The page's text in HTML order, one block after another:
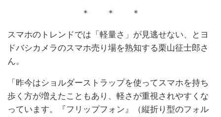
＊ ＊ ＊
スマホのトレンドでは「軽量さ」が見逃せない、とヨ
ドバシカメラのスマホ売り場を熟知する栗山征士郎さ
ん。
「昨今はショルダーストラップを使ってスマホを持ち
歩く方が増えたこともあり、軽さが重視されやすくな
っています。『フリップフォン』（縦折り型のフォル